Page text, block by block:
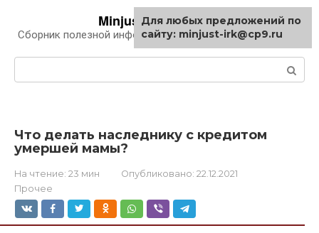
контенту
Minjust-irk.ru
Сборник полезной информации про автомобили
Что делать наследнику с кредитом
умершей мамы?
На чтение: 23 мин Опубликовано: 22.12.2021
Прочее
Для любых предложений по
сайту: minjust-irk@cp9.ru